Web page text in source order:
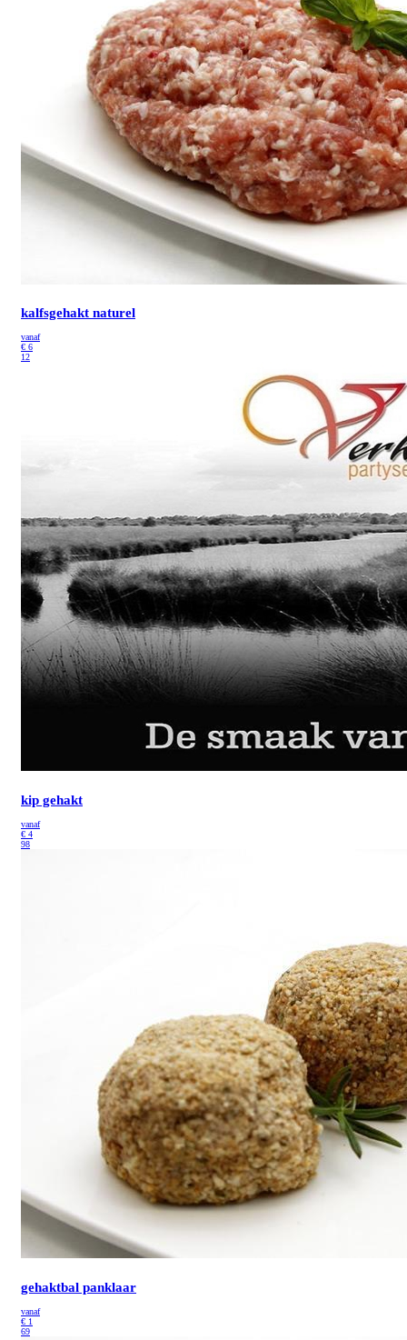
kalfsgehakt naturel
vanaf
€ 6
12
kip gehakt
vanaf
€ 4
98
gehaktbal panklaar
vanaf
€ 1
69